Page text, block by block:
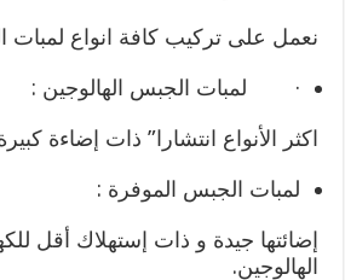
نعمل على تركيب كافة انواع لمبات
· لمبات الجبس الهالوجين :
اكثر الأنواع انتشارا” ذات إضاءة
لمبات الجبس الموفرة :
إضائتها جيدة و ذات إستهلاك أقل
الهالوجين.